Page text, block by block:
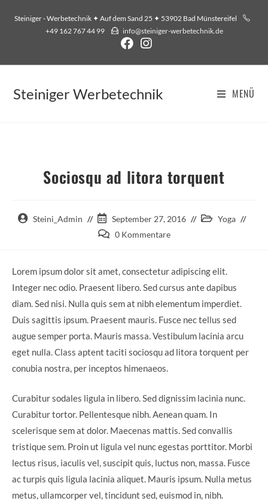
InhaltSteiniger - Werbetechnik ✦ Auf dem Sand 25 ✦ 53902 Bad Münstereifel
+49 162 767 44 99
­info@steiniger-werbetechnik.de
Steiniger Werbetechnik MENÜ
Sociosqu ad litora torquent
Beitrags-
Steini_Admin
Beitrag
veröffentlicht:
September 27, 2016
Beitrags-
Yoga
Beitrags-0 Kommentare
Lorem ipsum dolor sit amet, consectetur adipiscing elit.
Integer nec odio. Praesent libero. Sed cursus ante dapibus
diam. Sed nisi. Nulla quis sem at nibh elementum imperdiet.
Duis sagittis ipsum. Praesent mauris. Fusce nec tellus sed
augue semper porta. Mauris massa. Vestibulum lacinia arcu
eget nulla. Class aptent taciti sociosqu ad litora torquent per
conubia nostra, per inceptos himenaeos.
Curabitur sodales ligula in libero. Sed dignissim lacinia nunc.
Curabitur tortor. Pellentesque nibh. Aenean quam. In
scelerisque sem at dolor. Maecenas mattis. Sed convallis
tristique sem. Proin ut ligula vel nunc egestas porttitor. Morbi
lectus risus, iaculis vel, suscipit quis, luctus non, massa. Fusce
ac turpis quis ligula lacinia aliquet. Mauris ipsum. Nulla metus
metus, ullamcorper vel, tincidunt sed, euismod in, nibh.